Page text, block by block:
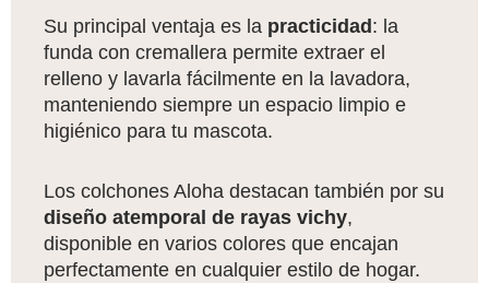
Su principal ventaja es la practicidad: la
funda con cremallera permite extraer el
relleno y lavarla fácilmente en la lavadora,
manteniendo siempre un espacio limpio e
higiénico para tu mascota.
Los colchones Aloha destacan también por su
diseño atemporal de rayas vichy,
disponible en varios colores que encajan
perfectamente en cualquier estilo de hogar.